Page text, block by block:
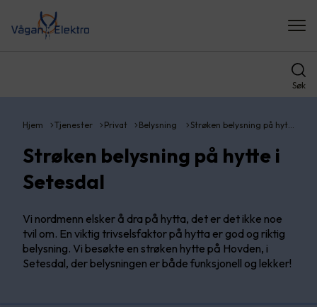
Søk
Hjem Tjenester Privat Belysning Strøken belysning på hyt…
Strøken belysning på hytte i
Setesdal
Vi nordmenn elsker å dra på hytta, det er det ikke noe
tvil om. En viktig trivselsfaktor på hytta er god og riktig
belysning. Vi besøkte en strøken hytte på Hovden, i
Setesdal, der belysningen er både funksjonell og lekker!